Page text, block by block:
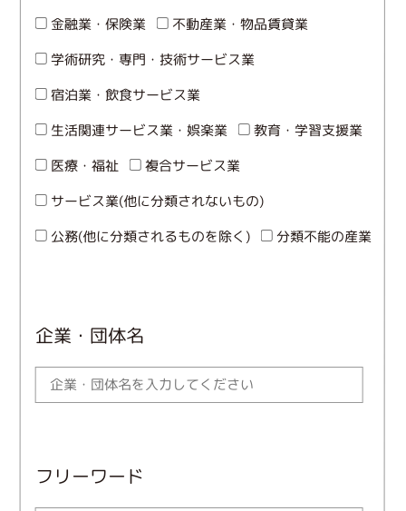
企業・団体名
金融業・保険業
不動産業・物品賃貸業
学術研究・専門・技術サービス業
宿泊業・飲食サービス業
生活関連サービス業・娯楽業 教育・学習支援業
医療・福祉 複合サービス業
サービス業(他に分類されないもの)
公務(他に分類されるものを除く) 分類不能の産業
フリーワード